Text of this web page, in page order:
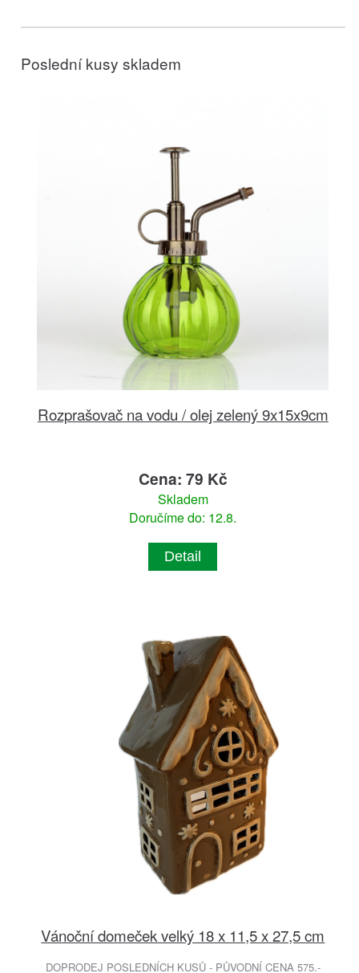
Poslední kusy skladem
Rozprašovač na vodu / olej zelený 9x15x9cm
Cena: 79 Kč
Skladem
Doručíme do: 12.8.
Detail
Vánoční domeček velký 18 x 11,5 x 27,5 cm
DOPRODEJ POSLEDNÍCH KUSŮ - PŮVODNÍ CENA 575.-